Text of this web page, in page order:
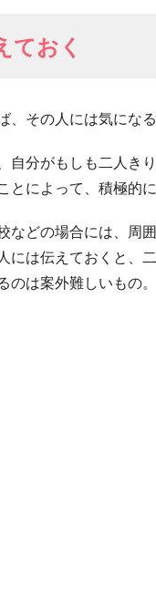
ておく
その人には気にな
自分がもしも二人き
によって、積極的
などの場合には、周
は伝えておくと、
のは案外難しいもの